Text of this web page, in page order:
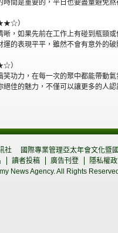
間是重要的，平日也要盡量避免
）
如果先前在工作上有碰到瓶頸或
的表現平平，雖然不會有意外的
）
功力，在每一次的聚中都能帶動
佳的魅力，不僅可以讓更多的人
社
國際專業管理亞太年會文化暨
讀者投稿 廣告刊登
隱私權
News Agency. All Rights